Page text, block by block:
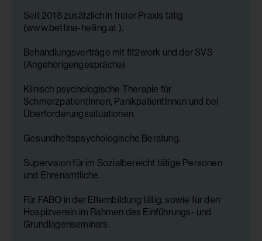
Seit 2018 zusätzlich in freier Praxis tätig
(www.bettina-heiling.at ).
Behandlungsverträge mit fit2work und der SVS
(Angehörigengespräche).
Klinisch psychologische Therapie für
SchmerzpatientInnen, PanikpatientInnen und bei
Überforderungssituationen.
Gesundheitspsychologische Beratung.
Supervision für im Sozialbereicht tätige Personen
und Ehrenamtliche.
Für FABO in der Elternbildung tätig, sowie für den
Hospizverein im Rahmen des Einführungs- und
Grundlagenseminars.